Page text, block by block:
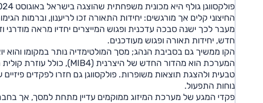
החיצוני קלים אך מורגשים: יחידות התאורה זכו לריענון, וברמות
מעבר לכך ישנה סבכה עדכנית ופגוש המייצרים יחדיו מראה מודרני
חדש, יחידות תאורה ופגוש מעודכנים.
טבעית ולהצגת תוצאות משופרות. פולקסווגן גם חזרו לפקדים
נוחות התפעול.
פקדי המגע של מערכת המיזוג ממוקמים עדיין מתחת למסך, אך